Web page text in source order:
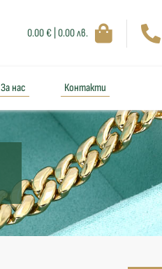
0.00 € | 0.00 лв.
За нас Контакти